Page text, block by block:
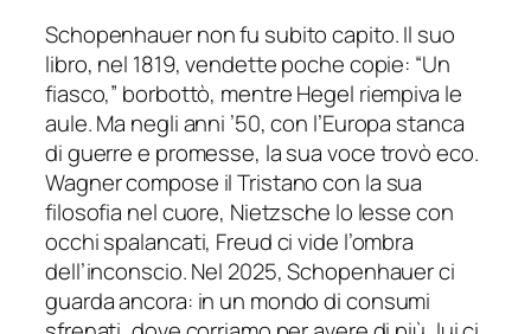
Schopenhauer non fu subito capito. Il suo
libro, nel 1819, vendette poche copie: “Un
fiasco,” borbottò, mentre Hegel riempiva le
aule. Ma negli anni ’50, con l’Europa stanca
di guerre e promesse, la sua voce trovò eco.
Wagner compose il Tristano con la sua
filosofia nel cuore, Nietzsche lo lesse con
occhi spalancati, Freud ci vide l’ombra
dell’inconscio. Nel 2025, Schopenhauer ci
guarda ancora: in un mondo di consumi